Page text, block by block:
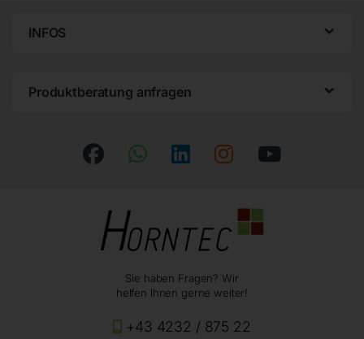
INFOS
Produktberatung anfragen
Sie haben Fragen? Wir
helfen Ihnen gerne weiter!
+43 4232 / 875 22